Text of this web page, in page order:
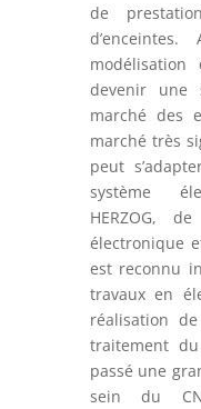
de
modélisation
devenir une
marché des
marché très
peut
système
HERZOG,
électronique
est reconnu
travaux en
réalisation
traitement
passé une
sein du